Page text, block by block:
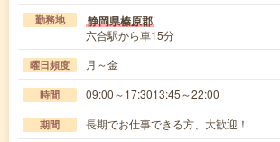
勤務地 静岡県榛原郡
六合駅から車15分
曜日頻度 月～金
時間 09:00～17:3013:45～22:00
期間 長期でお仕事できる方、大歓迎！